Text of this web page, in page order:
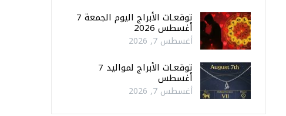
توقعـات الأبراج اليوم الجمعة 7
أغسطس 2026
أغسطس 7, 2026
توقعـات الأبراج لمواليد 7
أغسطس
أغسطس 7, 2026